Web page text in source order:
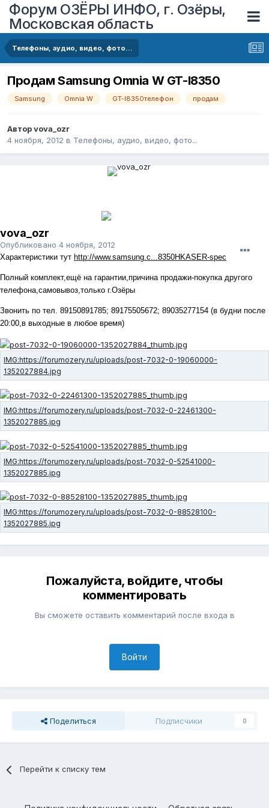
Форум ОЗЁРЫ ИНФО, г. Озёры,
Московская область
Телефоны, аудио, видео, фото...
Продам Samsung Omnia W GT-I8350
Samsung Omnia W GT-I8350телефон продам
Авторvova_ozr
4 ноября, 2012 в Телефоны, аудио, видео, фото...
vova_ozr
Опубликовано 4 ноября, 2012
Характеристики тут http://www.samsung.c...8350HKASER-spec
Полный комплект,ещё на гарантии,причина продажи-покупка другого
телефона,самовывоз,только г.Озёры
Звонить по тел. 89150891785; 89175505672; 89035277154 (в будни после
20:00,в выходные в любое время)
Пожалуйста, войдите, чтобы
комментировать
Вы сможете оставить комментарий после входа в
Войти
Поделиться Подписчики 0
Перейти к списку тем